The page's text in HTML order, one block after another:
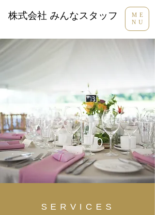
株式会社 みんなスタッフ
ME
NU
SERVICES